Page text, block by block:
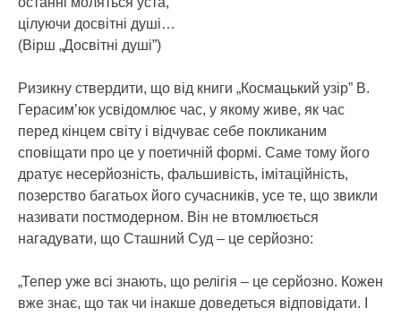
цілуючи досвітні душі…
(Вірш „Досвітні душі”)
Ризикну ствердити, що від книги „Космацький узір” В.
Герасим’юк усвідомлює час, у якому живе, як час
перед кінцем світу і відчуває себе покликаним
сповіщати про це у поетичній формі. Саме тому його
дратує несерйозність, фальшивість, імітаційність,
позерство багатьох його сучасників, усе те, що звикли
називати постмодерном. Він не втомлюється
нагадувати, що Сташний Суд – це серйозно:
„Тепер уже всі знають, що релігія – це серйозно. Кожен
вже знає, що так чи інакше доведеться відповідати. І